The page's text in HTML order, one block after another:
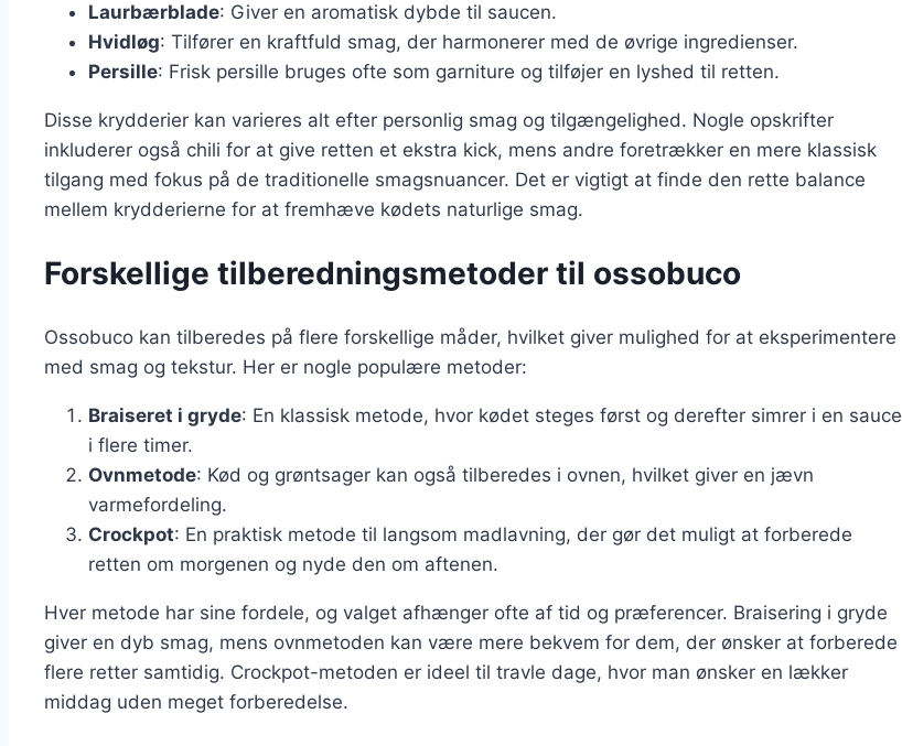
Laurbærblade: Giver en aromatisk dybde til saucen.
Hvidløg: Tilfører en kraftfuld smag, der harmonerer med de øvrige ingredienser.
Persille: Frisk persille bruges ofte som garniture og tilføjer en lyshed til retten.
Disse krydderier kan varieres alt efter personlig smag og tilgængelighed. Nogle opskrifter
inkluderer også chili for at give retten et ekstra kick, mens andre foretrækker en mere klassisk
tilgang med fokus på de traditionelle smagsnuancer. Det er vigtigt at finde den rette balance
mellem krydderierne for at fremhæve kødets naturlige smag.
Forskellige tilberedningsmetoder til ossobuco
Ossobuco kan tilberedes på flere forskellige måder, hvilket giver mulighed for at eksperimentere
med smag og tekstur. Her er nogle populære metoder:
Braiseret i gryde: En klassisk metode, hvor kødet steges først og derefter simrer i en sauce
i flere timer.
Ovnmetode: Kød og grøntsager kan også tilberedes i ovnen, hvilket giver en jævn
varmefordeling.
Crockpot: En praktisk metode til langsom madlavning, der gør det muligt at forberede
retten om morgenen og nyde den om aftenen.
Hver metode har sine fordele, og valget afhænger ofte af tid og præferencer. Braisering i gryde
giver en dyb smag, mens ovnmetoden kan være mere bekvem for dem, der ønsker at forberede
flere retter samtidig. Crockpot-metoden er ideel til travle dage, hvor man ønsker en lækker
middag uden meget forberedelse.